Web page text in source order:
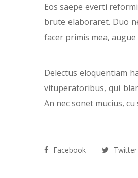
Eos saepe everti
brute elaboraret. Duo
facer primis mea,
Delectus eloquentiam
vituperatoribus, qui
An nec sonet mucius,
Facebook Twitter